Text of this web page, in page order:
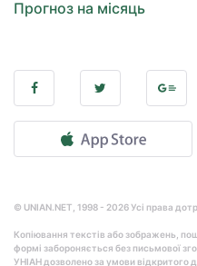
Прогноз на місяць
© UNIAN.NET, 1998 - 2026 Усі права
Копіювання текстів або зображень,
формі забороняється без письмової
УНІАН дозволено за умови відкритого